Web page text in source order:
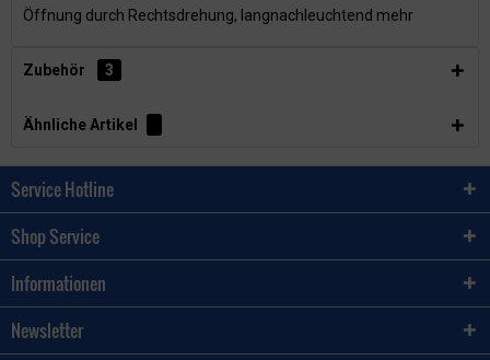
Öffnung durch Rechtsdrehung, langnachleuchtend mehr
Zubehör 3
Ähnliche Artikel
Service Hotline
Shop Service
Informationen
Newsletter